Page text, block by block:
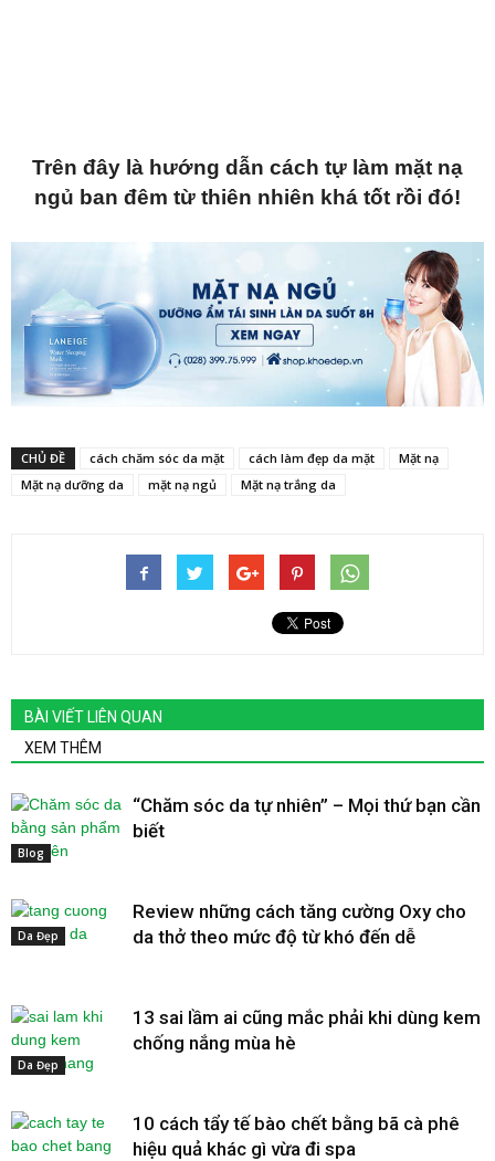
Trên đây là hướng dẫn cách tự làm mặt nạ
ngủ ban đêm từ thiên nhiên khá tốt rồi đó!
CHỦ ĐỀ cách chăm sóc da mặt cách làm đẹp da mặt
Mặt nạ
Mặt nạ dưỡng da
mặt nạ ngủ Mặt nạ trắng da
BÀI VIẾT LIÊN QUAN
XEM THÊM
Blog
“Chăm sóc da tự nhiên” – Mọi thứ bạn cần
biết
Da Đẹp
Review những cách tăng cường Oxy cho
da thở theo mức độ từ khó đến dễ
Da Đẹp
13 sai lầm ai cũng mắc phải khi dùng kem
chống nắng mùa hè
10 cách tẩy tế bào chết bằng bã cà phê
hiệu quả khác gì vừa đi spa